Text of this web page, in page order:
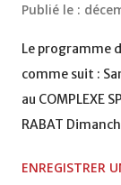
Publié le :
Le programme
comme suit :
au COMPLEXE
RABAT
TERRAIN EL
ENREGISTRER